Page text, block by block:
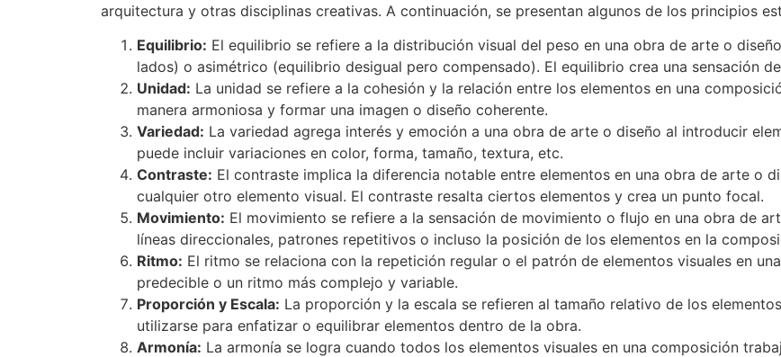
arquitectura y otras disciplinas creativas. A continuación, se presentan algunos de los principios
Equilibrio: El equilibrio se refiere a la distribución visual del peso en una obra de arte o
lados) o asimétrico (equilibrio desigual pero compensado). El equilibrio crea una sensación
Unidad: La unidad se refiere a la cohesión y la relación entre los elementos en una
manera armoniosa y formar una imagen o diseño coherente.
Variedad: La variedad agrega interés y emoción a una obra de arte o diseño al introducir
puede incluir variaciones en color, forma, tamaño, textura, etc.
Contraste: El contraste implica la diferencia notable entre elementos en una obra de arte o
cualquier otro elemento visual. El contraste resalta ciertos elementos y crea un punto focal.
Movimiento: El movimiento se refiere a la sensación de movimiento o flujo en una obra de
líneas direccionales, patrones repetitivos o incluso la posición de los elementos en la
Ritmo: El ritmo se relaciona con la repetición regular o el patrón de elementos visuales en
predecible o un ritmo más complejo y variable.
Proporción y Escala: La proporción y la escala se refieren al tamaño relativo de los
utilizarse para enfatizar o equilibrar elementos dentro de la obra.
Armonía: La armonía se logra cuando todos los elementos visuales en una composición